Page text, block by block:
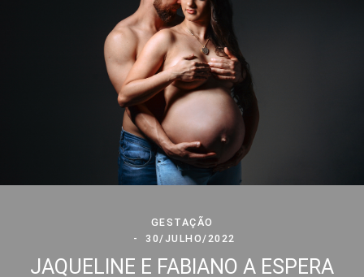
GESTAÇÃO
30/JULHO/2022
JAQUELINE E FABIANO A ESPERA